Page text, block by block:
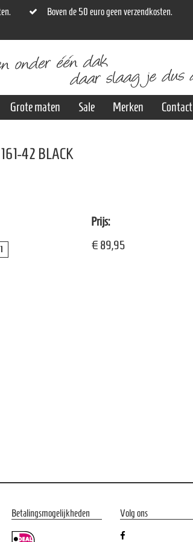
Boven de 50 euro geen verzendkosten.
Grote maten Sale Merken Contact
42 BLACK
Prijs:
€ 89,95
Betalingsmogelijkheden Volg ons